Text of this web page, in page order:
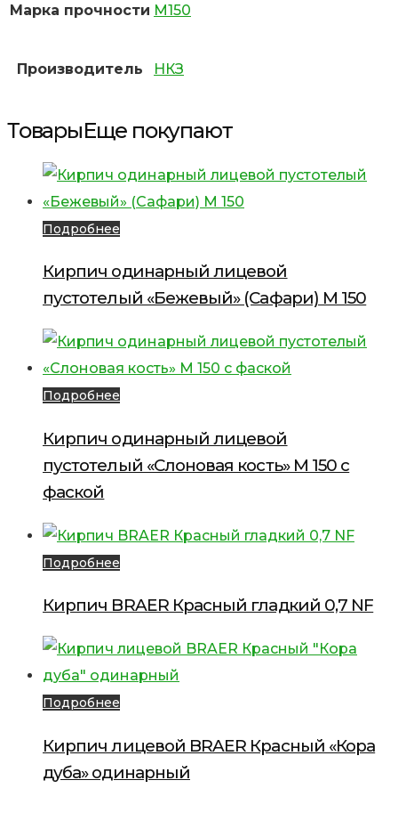
Марка прочности М150
Производитель НКЗ
ТоварыЕще покупают
Подробнее
Кирпич одинарный лицевой
пустотелый «Бежевый» (Сафари) М 150
Подробнее
Кирпич одинарный лицевой
пустотелый «Слоновая кость» М 150 с
фаской
Подробнее
Кирпич BRAER Красный гладкий 0,7 NF
Подробнее
Кирпич лицевой BRAER Красный «Кора
дуба» одинарный